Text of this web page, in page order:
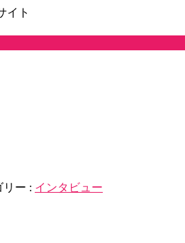
イト
リー : インタビュー